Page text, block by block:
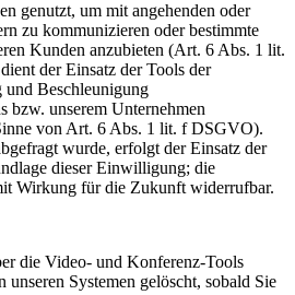
genutzt, um mit angehenden oder
zu kommunizieren oder bestimmte
Kunden anzubieten (Art. 6 Abs. 1 lit.
der Einsatz der Tools der
und Beschleunigung
bzw. unserem Unternehmen
von Art. 6 Abs. 1 lit. fDSGVO).
wurde, erfolgt der Einsatz der
dieser Einwilligung; die
Wirkung für die Zukunft widerrufbar.
die Video- und Konferenz-Tools
unseren Systemen gelöscht, sobald Sie